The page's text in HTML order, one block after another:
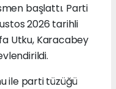
başlattı. Parti
2026 tarihli
Utku, Karacabey
ile parti tüzüğü